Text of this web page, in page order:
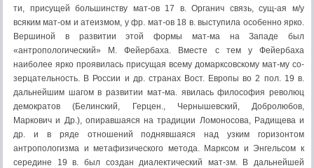
ти, присущей боль­шинству мат-ов 17 в. Органи­ч связь, сущ-ая м/у
всяким мат-ом и атеизмом, у фр. мат-ов 18 в. выступила особенно ярко.
Вершиной в развитии этой формы мат-ма на Западе был
«антропологический» М. Фейербаха. Вместе с тем у Фейер­баха
наиболее ярко проявилась присущая всему домарксовскому мат-му со­
зерцательность. В России и др. стра­нах Вост. Европы во 2 пол. 19 в.
дальнейшим шагом в развитии мат-ма. явилась философия революц
де­мократов (Белинский, Герцен., Черны­шевский, Добролюбов,
Маркович и Др.), опиравшаяся на традиции Ломоносова, Радищева и
др. и в ряде отношений поднявшаяся над узким го­ризонтом
антропологизма и метафизи­ческого метода. Марксом и Энгельсом к
сере­дине 19 в. был создан диалектический мат-зм. В дальнейшей